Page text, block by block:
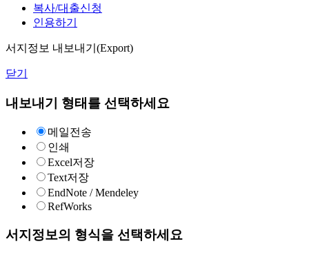
복사/대출신청
인용하기
서지정보 내보내기(Export)
닫기
내보내기 형태를 선택하세요
메일전송
인쇄
Excel저장
Text저장
EndNote / Mendeley
RefWorks
서지정보의 형식을 선택하세요